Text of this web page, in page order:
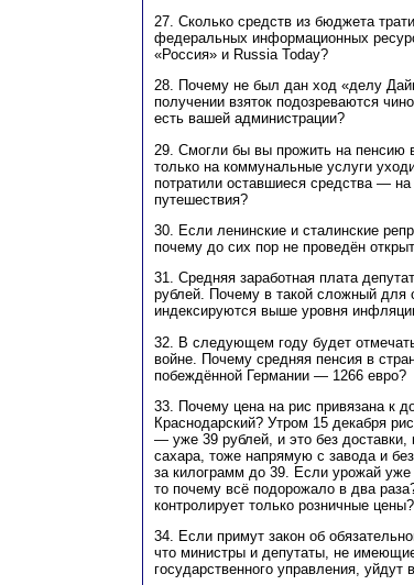
27. Сколько средств из бюджета
федеральных информационных
«Россия» и Russia Today?
28. Почему не был дан ход «делу
получении взяток подозреваются
есть вашей администрации?
29. Смогли бы вы прожить на пенсию
только на коммунальные услуги
потратили оставшиеся средства —
путешествия?
30. Если ленинские и сталинские
почему до сих пор не проведён
31. Средняя заработная плата
рублей. Почему в такой сложный для
индексируются выше уровня
32. В следующем году будет
войне. Почему средняя пенсия в
побеждённой Германии — 1266 евро?
33. Почему цена на рис привязана к
Краснодарский? Утром 15 декабря
— уже 39 рублей, и это без доставки,
сахара, тоже напрямую с завода и
за килограмм до 39. Если урожай уже
то почему всё подорожало в два
контролирует только розничные цены?
34. Если примут закон об
что министры и депутаты, не
государственного управления, уйдут